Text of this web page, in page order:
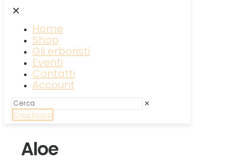
✕
Home
Shop
Gli erboristi
Eventi
Contatti
Account
✕
Crea tisana
Aloe